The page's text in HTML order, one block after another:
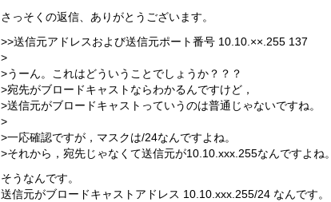
さっそくの返信、ありがとうございます。
>>送信元アドレスおよび送信元ポート番号 10.10.××.255 137
>
>うーん。これはどういうことでしょうか？？？
>宛先がブロードキャストならわかるんですけど，
>送信元がブロードキャストっていうのは普通じゃないですね。
>
>一応確認ですが，マスクは/24なんですよね。
>それから，宛先じゃなくて送信元が10.10.xxx.255なんですよね。
そうなんです。
送信元がブロードキャストアドレス 10.10.xxx.255/24 なんです。